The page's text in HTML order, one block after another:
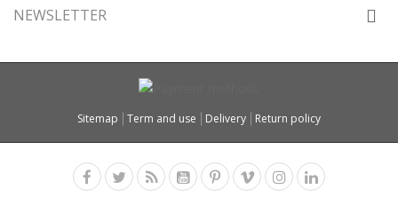
NEWSLETTER
Sitemap Term and use Delivery Return policy